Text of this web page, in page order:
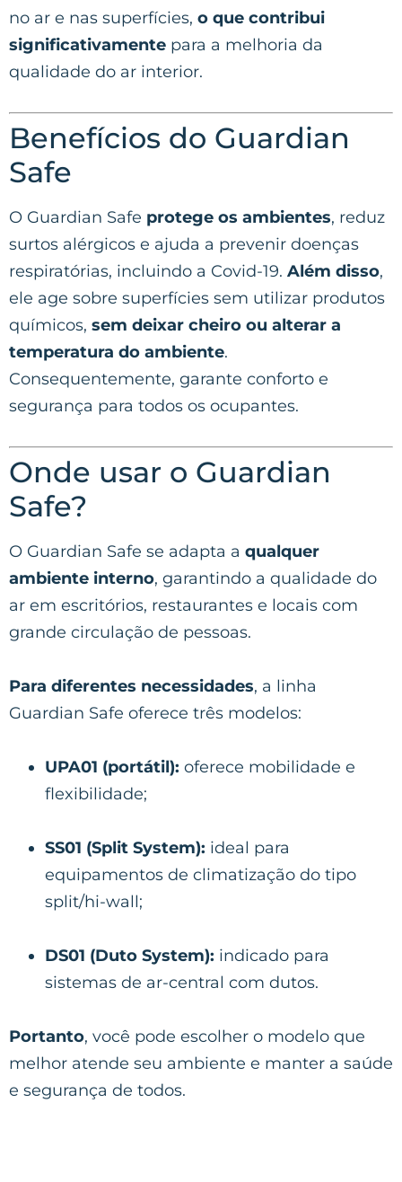
no ar e nas superfícies, o que contribui
significativamente para a melhoria da
qualidade do ar interior.
Benefícios do Guardian
Safe
O Guardian Safe protege os ambientes, reduz
surtos alérgicos e ajuda a prevenir doenças
respiratórias, incluindo a Covid-19. Além disso,
ele age sobre superfícies sem utilizar produtos
químicos, sem deixar cheiro ou alterar a
temperatura do ambiente.
Consequentemente, garante conforto e
segurança para todos os ocupantes.
Onde usar o Guardian
Safe?
O Guardian Safe se adapta a qualquer
ambiente interno, garantindo a qualidade do
ar em escritórios, restaurantes e locais com
grande circulação de pessoas.
Para diferentes necessidades, a linha
Guardian Safe oferece três modelos:
UPA01 (portátil): oferece mobilidade e
flexibilidade;
SS01 (Split System): ideal para
equipamentos de climatização do tipo
split/hi-wall;
DS01 (Duto System): indicado para
sistemas de ar-central com dutos.
Portanto, você pode escolher o modelo que
melhor atende seu ambiente e manter a saúde
e segurança de todos.